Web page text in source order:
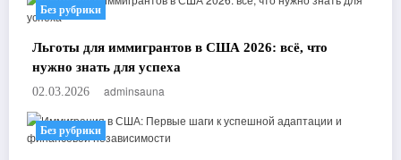
Без рубрики
Льготы для иммигрантов в США 2026: всё, что
нужно знать для успеха
02.03.2026 adminsauna
Без рубрики